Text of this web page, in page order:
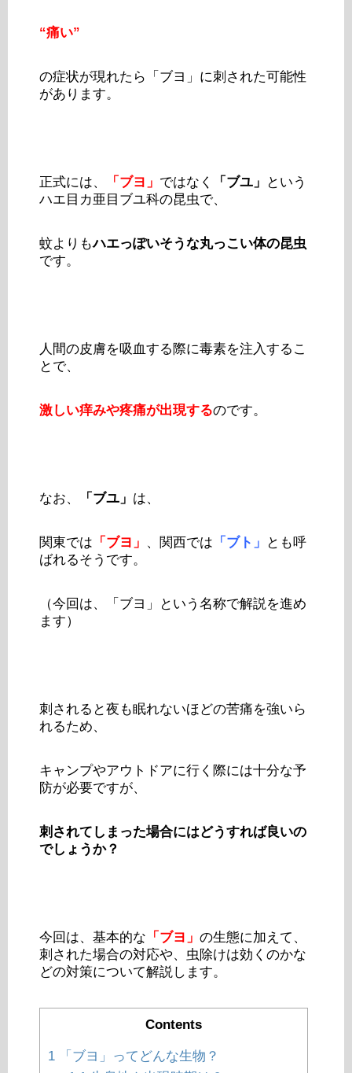
“痛い”
の症状が現れたら「ブヨ」に刺された可能性
があります。
正式には、 「ブヨ」 ではなく 「ブユ」
という
ハエ目カ亜目ブユ科の昆虫で、
蚊よりもハエっぽいそうな丸っこい体の昆虫
です。
人間の皮膚を吸血する際に毒素を注入するこ
とで、
激しい痒みや疼痛が出現するのです。
なお、 「ブユ」 は、
関東では 「ブヨ」 、関西では 「ブト」
とも呼
ばれるそうです。
（今回は、「ブヨ」という名称で解説を進め
ます）
刺されると夜も眠れないほどの苦痛を強いら
れるため、
キャンプやアウトドアに行く際には十分な予
防が必要ですが、
刺されてしまった場合にはどうすれば良いの
でしょうか？
今回は、基本的な 「ブヨ」 の生態に加えて、
刺された場合の対応や、虫除けは効くのかな
どの対策について解説します。
Contents
1 「ブヨ」ってどんな生物？